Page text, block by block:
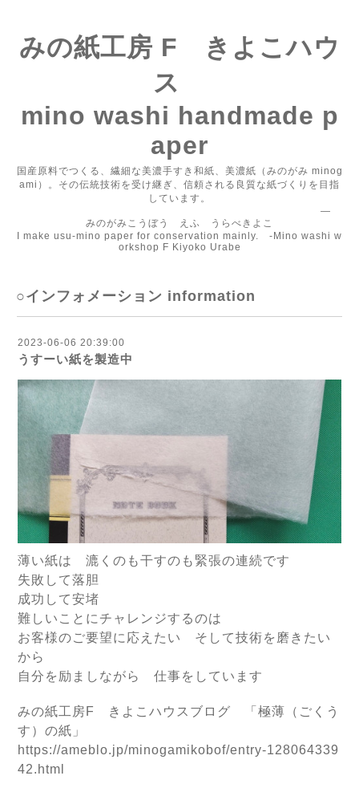
みの紙工房 F きよこハウ
ス
mino washi handmade p
aper
国産原料でつくる、繊細な美濃手すき和紙、美濃紙（みのがみ minog
ami）。その伝統技術を受け継ぎ、信頼される良質な紙づくりを目指
しています。
―
みのがみこうぼう えふ うらべきよこ
I make usu-mino paper for conservation mainly. -Mino washi w
orkshop F Kiyoko Urabe
○インフォメーション information
2023-06-06 20:39:00
うすーい紙を製造中
薄い紙は 漉くのも干すのも緊張の連続です
失敗して落胆
成功して安堵
難しいことにチャレンジするのは
お客様のご要望に応えたい そして技術を磨きたい
から
自分を励ましながら 仕事をしています
みの紙工房F きよこハウスブログ 「極薄（ごくう
す）の紙」
https://ameblo.jp/minogamikobof/entry-128064339
42.html